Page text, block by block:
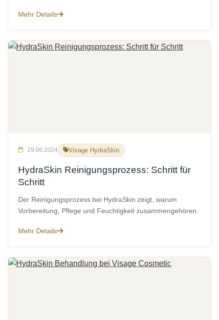
Mehr Details
29.06.2024 Visage HydraSkin
HydraSkin Reinigungsprozess: Schritt für
Schritt
Der Reinigungsprozess bei HydraSkin zeigt, warum
Vorbereitung, Pflege und Feuchtigkeit zusammengehören.
Mehr Details